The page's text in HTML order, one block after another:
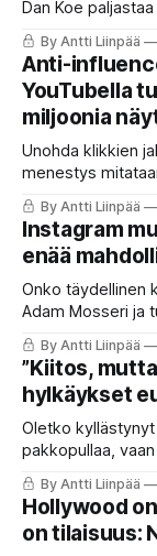
Dan Koe
asiantuntija
Opit
huomion syväksi
By Antti Liinpää
Anti-
YouTubella
miljoonia
Unohda klikkien
menestys
Puramme "Anti-
kääntävät
erottumaan
By Antti Liinpää
Instagram
enää
Onko täydellinen
Adam Mosseri ja
voiko tekoäly
estetiikka" on nyt
vastaan.
By Antti Liinpää
”Kiitos,
hylkäykset
Oletko
pakkopullaa,
elämästäsi.
hylkäykset
neljä askelta,
By Antti Liinpää
Hollywood
on tilaisuus: